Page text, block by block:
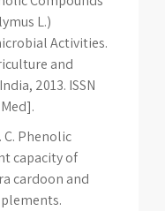
L.)
Activities.
and
2013. ISSN
C. Phenolic
capacity of
cardoon and